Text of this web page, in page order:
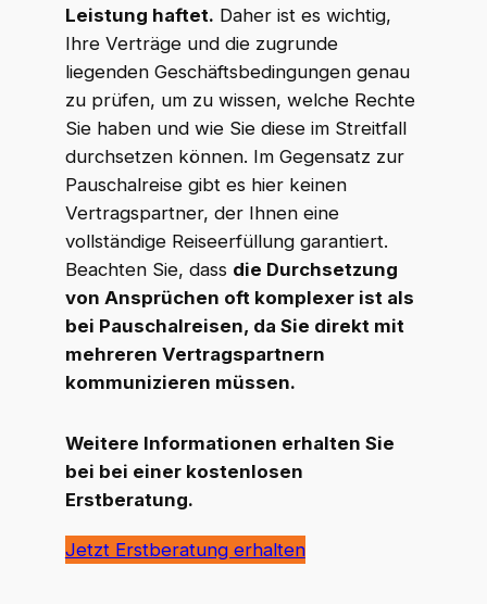
Leistung haftet. Daher ist es wichtig,
Ihre Verträge und die zugrunde
liegenden Geschäftsbedingungen genau
zu prüfen, um zu wissen, welche Rechte
Sie haben und wie Sie diese im Streitfall
durchsetzen können. Im Gegensatz zur
Pauschalreise gibt es hier keinen
Vertragspartner, der Ihnen eine
vollständige Reiseerfüllung garantiert.
Beachten Sie, dass die Durchsetzung
von Ansprüchen oft komplexer ist als
bei Pauschalreisen, da Sie direkt mit
mehreren Vertragspartnern
kommunizieren müssen.
Weitere Informationen erhalten Sie
bei bei einer kostenlosen
Erstberatung.
Jetzt Erstberatung erhalten